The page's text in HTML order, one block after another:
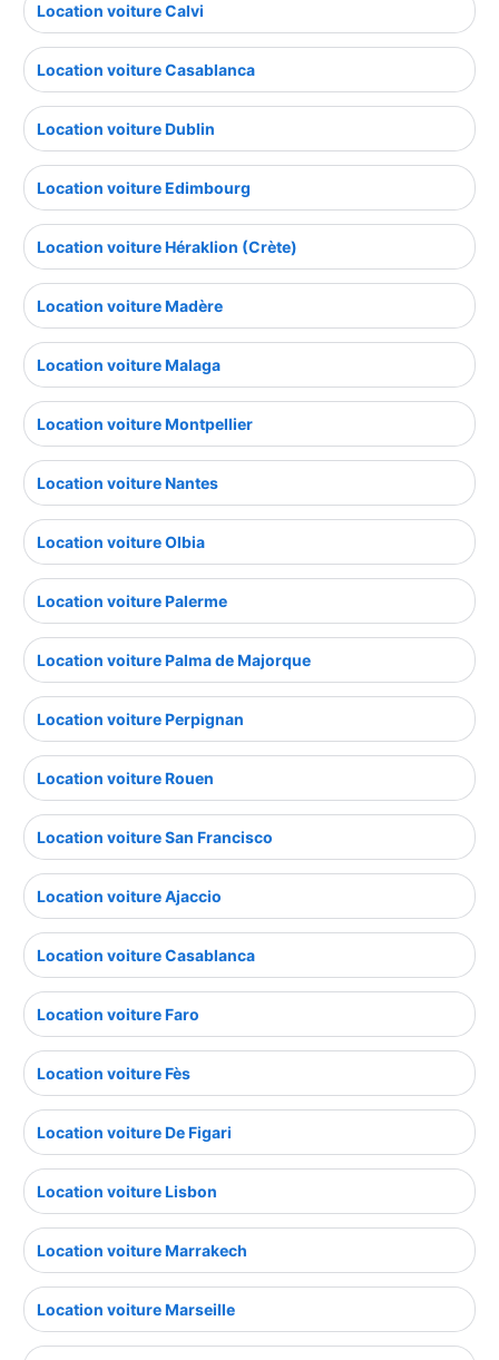
Location voiture Calvi
Location voiture Casablanca
Location voiture Dublin
Location voiture Edimbourg
Location voiture Héraklion (Crète)
Location voiture Madère
Location voiture Malaga
Location voiture Montpellier
Location voiture Nantes
Location voiture Olbia
Location voiture Palerme
Location voiture Palma de Majorque
Location voiture Perpignan
Location voiture Rouen
Location voiture San Francisco
Location voiture Ajaccio
Location voiture Casablanca
Location voiture Faro
Location voiture Fès
Location voiture De Figari
Location voiture Lisbon
Location voiture Marrakech
Location voiture Marseille